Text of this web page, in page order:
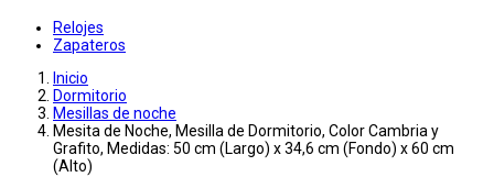
Relojes
Zapateros
Inicio
Dormitorio
Mesillas de noche
Mesita de Noche, Mesilla de Dormitorio, Color Cambria y
Grafito, Medidas: 50 cm (Largo) x 34,6 cm (Fondo) x 60 cm
(Alto)